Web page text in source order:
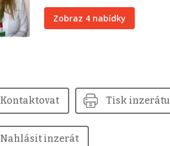
Zobraz 4 nabídky
Kontaktovat Tisk inzerátu
Nahlásit inzerát